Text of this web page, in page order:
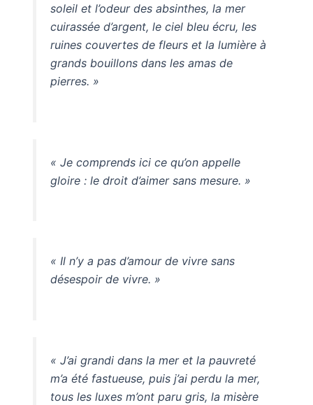
soleil et l’odeur des absinthes, la mer
cuirassée d’argent, le ciel bleu écru, les
ruines couvertes de fleurs et la lumière à
grands bouillons dans les amas de
pierres. »
« Je comprends ici ce qu’on appelle
gloire : le droit d’aimer sans mesure. »
« Il n’y a pas d’amour de vivre sans
désespoir de vivre. »
« J’ai grandi dans la mer et la pauvreté
m’a été fastueuse, puis j’ai perdu la mer,
tous les luxes m’ont paru gris, la misère